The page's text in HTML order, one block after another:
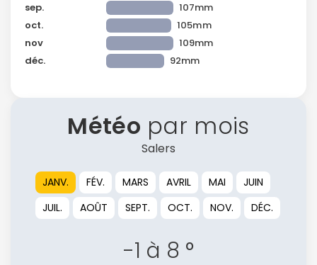
sep.
107mm
oct.
105mm
nov
109mm
déc.
92mm
Météo par mois
Salers
JANV. FÉV. MARS AVRIL MAI
JUIN
JUIL.
AOÛT SEPT. OCT. NOV. DÉC.
-1 à 8 °
confidentialité.